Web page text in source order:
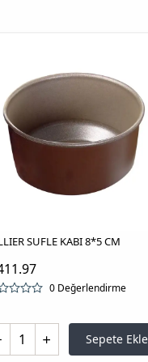
SUFLE KABI 8*5 CM
0 Değerlendirme
Sepete Ekle